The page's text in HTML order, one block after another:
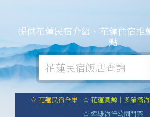
提供花蓮民宿介紹、花蓮住宿推
點
☆ 花蓮民宿全集 ☆ 花蓮賞鯨｜多羅滿
☆ 遠雄海洋公園門票